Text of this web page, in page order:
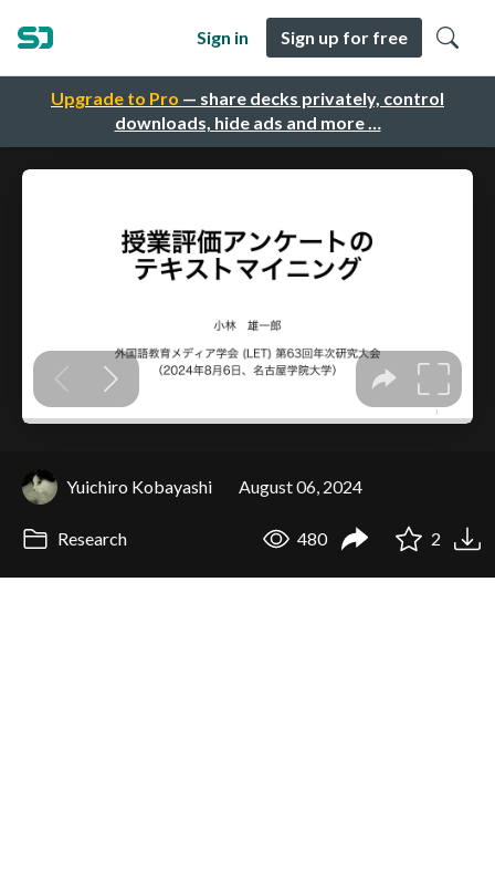
Upgrade to Pro — share decks privately, control
downloads, hide ads and more …
Sign in Sign up for free
Yuichiro Kobayashi August 06, 2024
Research 480 2